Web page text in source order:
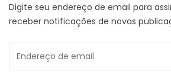
Digite seu endereço de email para
receber notificações de novas
de